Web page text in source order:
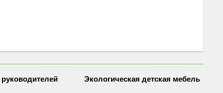
Экологическая детская мебель